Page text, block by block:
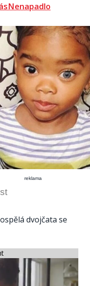
reklama
dvojčata se